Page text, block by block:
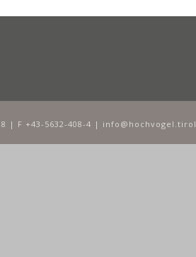
| F +43-5632-408-4 | info@hochvogel.tirol